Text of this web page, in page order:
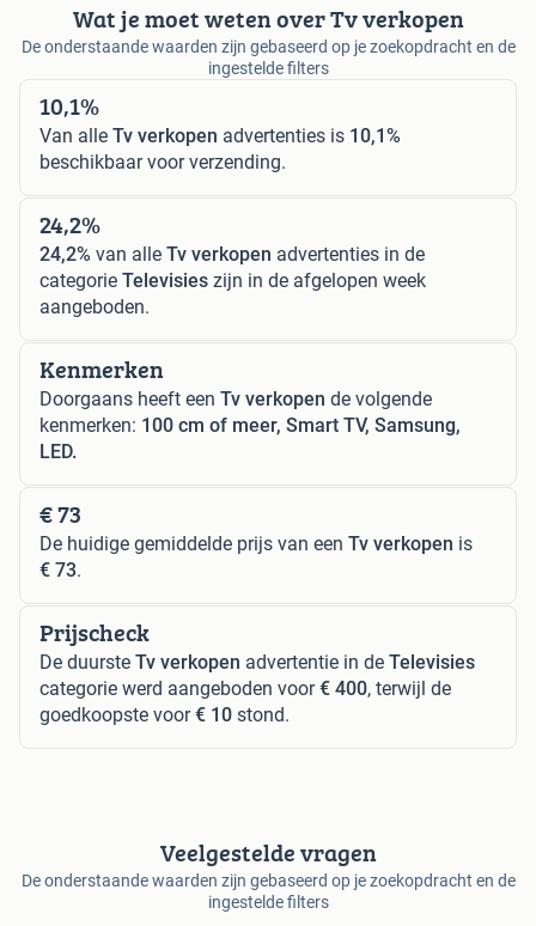
Wat je moet weten over Tv verkopen
De onderstaande waarden zijn gebaseerd op je zoekopdracht en de
ingestelde filters
10,1%
Van alle Tv verkopen advertenties is 10,1%
beschikbaar voor verzending.
24,2%
24,2% van alle Tv verkopen advertenties in de
categorie Televisies zijn in de afgelopen week
aangeboden.
Kenmerken
Doorgaans heeft een Tv verkopen de volgende
kenmerken: 100 cm of meer, Smart TV, Samsung,
LED.
€ 73
De huidige gemiddelde prijs van een Tv verkopen is
€ 73.
Prijscheck
De duurste Tv verkopen advertentie in de Televisies
categorie werd aangeboden voor€ 400, terwijl de
goedkoopste voor€ 10 stond.
Veelgestelde vragen
De onderstaande waarden zijn gebaseerd op je zoekopdracht en de
ingestelde filters